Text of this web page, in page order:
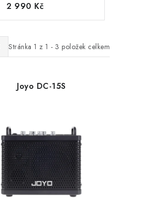
2 990 Kč
Stránka 1 z 1 - 3 položek celkem
Joyo DC-15S